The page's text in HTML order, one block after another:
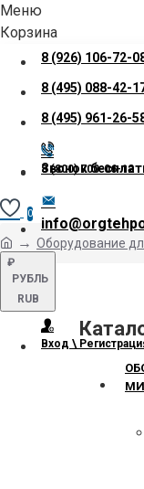
Меню
Корзина
8 (926) 106-72-
8 (495) 088-42-
8 (495) 961-26-
Звонок
₽
РУБЛЬ
RUB
Вход \
8 (800) 700-06-12
0
Оборудование